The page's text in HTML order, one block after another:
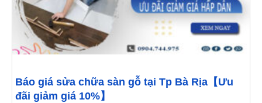
Báo giá sửa chữa sàn gỗ tại Tp Bà Rịa【Ưu
đãi giảm giá 10%】